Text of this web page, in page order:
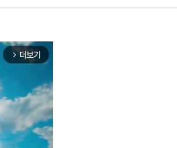
arrow_forward_ios 더보기